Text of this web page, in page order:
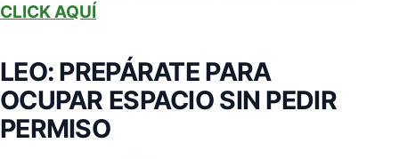
CLICK AQUÍ
LEO: PREPÁRATE PARA
OCUPAR ESPACIO SIN PEDIR
PERMISO